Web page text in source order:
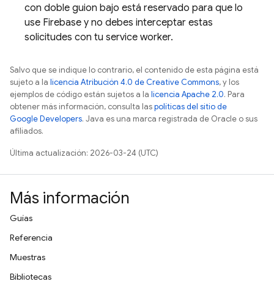
con doble guion bajo está reservado para que lo
use Firebase y no debes interceptar estas
solicitudes con tu service worker.
Salvo que se indique lo contrario, el contenido de esta página está
sujeto a la licencia Atribución 4.0 de Creative Commons, y los
ejemplos de código están sujetos a la licencia Apache 2.0. Para
obtener más información, consulta laspolíticas del sitio de
Google Developers. Java es una marca registrada de Oracle o sus
afiliados.
Última actualización: 2026-03-24 (UTC)
Más información
Guías
Referencia
Muestras
Bibliotecas